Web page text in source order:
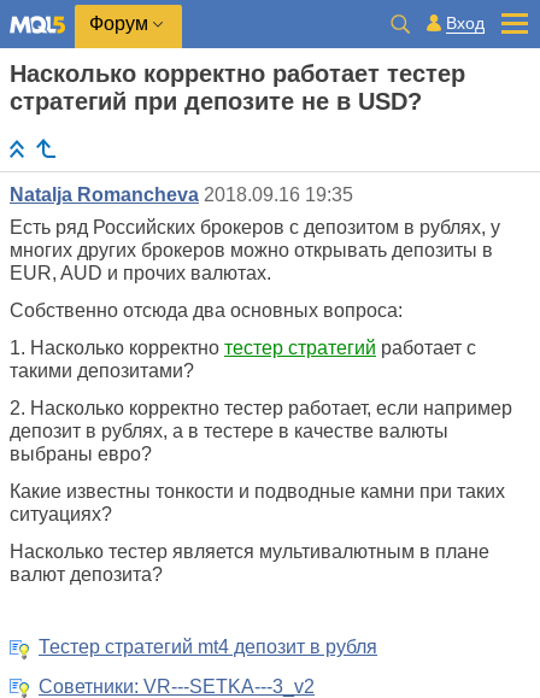
Форум Вход
Насколько корректно работает тестер
стратегий при депозите не в USD?
Natalja Romancheva 2018.09.16 19:35
Есть ряд Российских брокеров с депозитом в рублях, у
многих других брокеров можно открывать депозиты в
EUR, AUD и прочих валютах.
Собственно отсюда два основных вопроса:
1. Насколько корректно тестер стратегий работает с
такими депозитами?
2. Насколько корректно тестер работает, если например
депозит в рублях, а в тестере в качестве валюты
выбраны евро?
Какие известны тонкости и подводные камни при таких
ситуациях?
Насколько тестер является мультивалютным в плане
валют депозита?
Тестер стратегий mt4 депозит в рубля
Советники: VR---SETKA---3_v2